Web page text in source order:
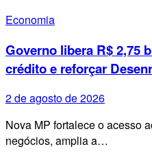
Economia
Governo libera R$ 2,75
crédito e reforçar
2 de agosto de 2026
Nova MP fortalece o acesso
negócios, amplia a…